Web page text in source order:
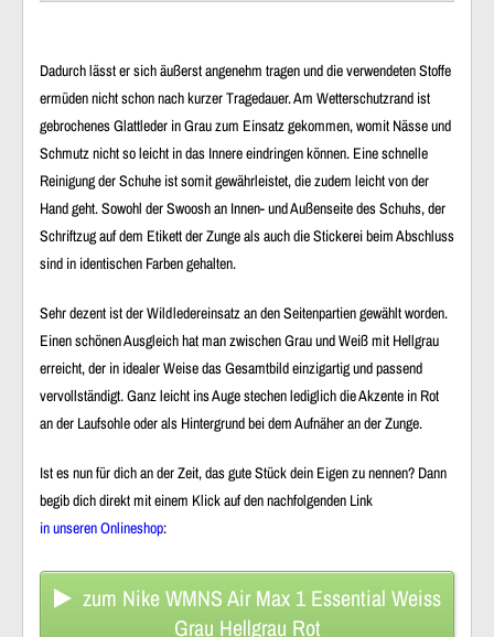
Dadurch lässt er sich äußerst angenehm tragen und die verwendeten Stoffe
ermüden nicht schon nach kurzer Tragedauer. Am Wetterschutzrand ist
gebrochenes Glattleder in Grau zum Einsatz gekommen, womit Nässe und
Schmutz nicht so leicht in das Innere eindringen können. Eine schnelle
Reinigung der Schuhe ist somit gewährleistet, die zudem leicht von der
Hand geht. Sowohl der Swoosh an Innen- und Außenseite des Schuhs, der
Schriftzug auf dem Etikett der Zunge als auch die Stickerei beim Abschluss
sind in identischen Farben gehalten.
Sehr dezent ist der Wildledereinsatz an den Seitenpartien gewählt worden.
Einen schönen Ausgleich hat man zwischen Grau und Weiß mit Hellgrau
erreicht, der in idealer Weise das Gesamtbild einzigartig und passend
vervollständigt. Ganz leicht ins Auge stechen lediglich die Akzente in Rot
an der Laufsohle oder als Hintergrund bei dem Aufnäher an der Zunge.
Ist es nun für dich an der Zeit, das gute Stück dein Eigen zu nennen? Dann
begib dich direkt mit einem Klick auf den nachfolgenden Link
in unseren Onlineshop:
zum Nike WMNS Air Max 1 Essential Weiss
Grau Hellgrau Rot